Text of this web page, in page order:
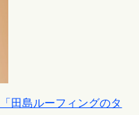
田島ルーフィングのタ